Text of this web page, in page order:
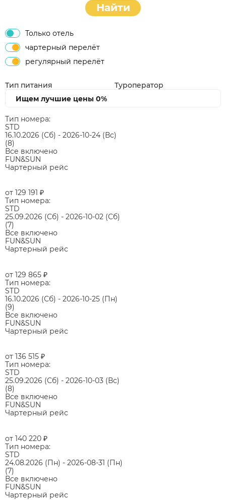
Найти
Только отель
чартерный перелёт
регулярный перелёт
Тип питания
Туроператор
Ищем лучшие цены 0%
Тип номера:
STD
16.10.2026 (Сб) - 2026-10-24 (Вс)
(8)
Все включено
FUN&SUN
Чартерный рейс
от 129 191 ₽
Тип номера:
STD
25.09.2026 (Сб) - 2026-10-02 (Сб)
(7)
Все включено
FUN&SUN
Чартерный рейс
от 129 865 ₽
Тип номера:
STD
16.10.2026 (Сб) - 2026-10-25 (Пн)
(9)
Все включено
FUN&SUN
Чартерный рейс
от 136 515 ₽
Тип номера:
STD
25.09.2026 (Сб) - 2026-10-03 (Вс)
(8)
Все включено
FUN&SUN
Чартерный рейс
от 140 220 ₽
Тип номера:
STD
24.08.2026 (Пн) - 2026-08-31 (Пн)
(7)
Все включено
FUN&SUN
Чартерный рейс